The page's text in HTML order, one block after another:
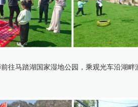
往马踏湖国家湿地公园，乘观光车沿湖